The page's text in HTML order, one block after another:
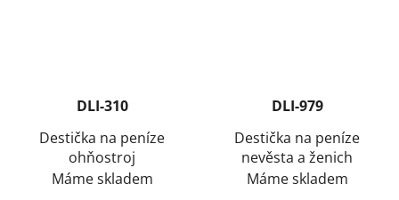
DLI-310
Destička na peníze
ohňostroj
Máme skladem
DLI-979
Destička na peníze
nevěsta a ženich
Máme skladem